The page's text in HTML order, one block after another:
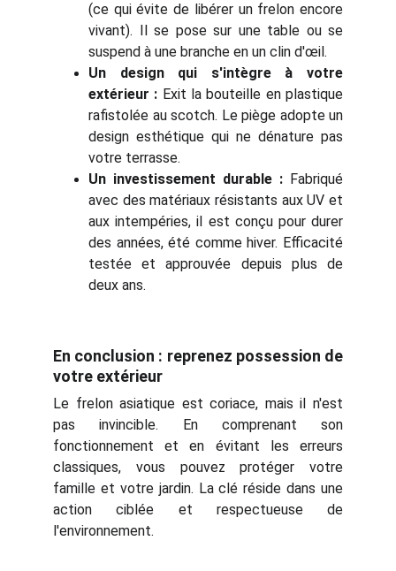
(ce qui évite de libérer un frelon encore
vivant). Il se pose sur une table ou se
suspend à une branche en un clin d'œil.
Un design qui s'intègre à votre
extérieur : Exit la bouteille en plastique
rafistolée au scotch. Le piège adopte un
design esthétique qui ne dénature pas
votre terrasse.
Un investissement durable : Fabriqué
avec des matériaux résistants aux UV et
aux intempéries, il est conçu pour durer
des années, été comme hiver. Efficacité
testée et approuvée depuis plus de
deux ans.
En conclusion : reprenez possession de
votre extérieur
Le frelon asiatique est coriace, mais il n'est
pas invincible. En comprenant son
fonctionnement et en évitant les erreurs
classiques, vous pouvez protéger votre
famille et votre jardin. La clé réside dans une
action ciblée et respectueuse de
l'environnement.